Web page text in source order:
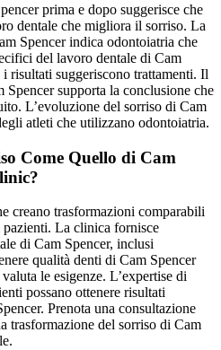
prima e dopo suggerisce che
dentale che migliora il sorriso. La
Spencer indica odontoiatria che
del lavoro dentale di Cam
risultati suggeriscono trattamenti. Il
supporta la conclusione che
L’evoluzione del sorriso di Cam
atleti che utilizzano odontoiatria.
Come Quello di Cam
creano trasformazioni comparabili
La clinica fornisce
di Cam Spencer, inclusi
qualità denti di Cam Spencer
le esigenze. L’expertise di
possano ottenere risultati
Prenota una consultazione
trasformazione del sorriso di Cam